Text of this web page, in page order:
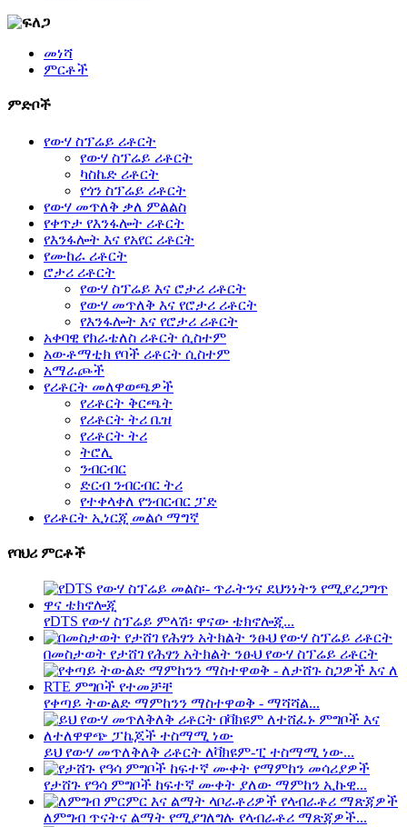
መነሻ
ምርቶች
ምድቦች
የውሃ ስፕሬይ ሪቶርት
የውሃ ስፕሬይ ሪቶርት
ካስኬድ ሪቶርት
የጎን ስፕሬይ ሪቶርት
የውሃ መጥለቅ ቃለ ምልልስ
የቀጥታ የእንፋሎት ሪቶርት
የእንፋሎት እና የአየር ሪቶርት
የሙከራ ሪቶርት
ሮታሪ ሪቶርት
የውሃ ስፕሬይ እና ሮታሪ ሪቶርት
የውሃ መጥለቅ እና የሮታሪ ሪቶርት
የእንፋሎት እና የሮታሪ ሪቶርት
አቀባዊ የክራቴለስ ሪቶርት ሲስተም
አውቶማቲክ የባች ሪቶርት ሲስተም
አማራጮች
የሪቶርት መለዋወጫዎች
የሪቶርት ቅርጫት
የሪቶርት ትሪ ቤዝ
የሪቶርት ትሪ
ትሮሊ
ንብርብር
ድርብ ንብርብር ትሪ
የተቀላቀለ የንብርብር ፓድ
የሪቶርት ኢነርጂ መልሶ ማግኛ
የባህሪ ምርቶች
የDTS የውሃ ስፕሬይ ምላሽ፡ ዋናው ቴክኖሎጂ...
በመስታወት የታሸገ የሕፃን አትክልት ንፁህ የውሃ ስፕሬይ ሪቶርት
የቀጣይ ትውልድ ማምከንን ማስተዋወቅ - ማሻሻል...
ይህ የውሃ መጥለቅለቅ ሪቶርት ለቫክዩም-ፒ ተስማሚ ነው...
የታሸጉ የዓሳ ምግቦች ከፍተኛ ሙቀት ያለው ማምከን ኢኩዊ...
ለምግብ ጥናትና ልማት የሚያገለግሉ የላብራቶሪ ማጽጃዎች...